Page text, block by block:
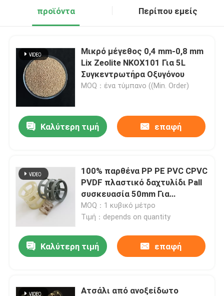
προϊόντα Περίπου εμείς
Μικρό μέγεθος 0,4 mm-0,8 mm
Lix Zeolite NKOX101 Για 5L
Συγκεντρωτήρα Οξυγόνου
MOQ：ένα τύμπανο ((Min. Order)
Καλύτερη τιμή επαφή
100% παρθένα PP PE PVC CPVC
PVDF πλαστικό δαχτυλίδι Pall
συσκευασία 50mm Για
καθαρισμό
MOQ：1 κυβικό μέτρο
Τιμή：depends on quantity
Καλύτερη τιμή επαφή
Ατσάλι από ανοξείδωτο